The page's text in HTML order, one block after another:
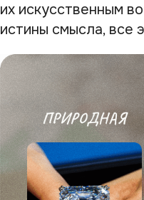
их искусственным
истины смысла, все